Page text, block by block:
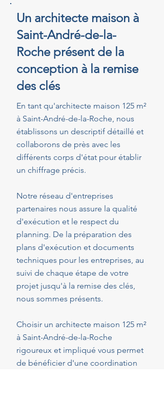
Un architecte maison à
Saint-André-de-la-
Roche présent de la
conception à la remise
des clés
En tant qu'architecte maison 125 m²
à Saint-André-de-la-Roche, nous
établissons un descriptif détaillé et
collaborons de près avec les
différents corps d'état pour établir
un chiffrage précis.
Notre réseau d'entreprises
partenaires nous assure la qualité
d'exécution et le respect du
planning. De la préparation des
plans d'exécution et documents
techniques pour les entreprises, au
suivi de chaque étape de votre
projet jusqu'à la remise des clés,
nous sommes présents.
Choisir un architecte maison 125 m²
à Saint-André-de-la-Roche
rigoureux et impliqué vous permet
de bénéficier d'une coordination